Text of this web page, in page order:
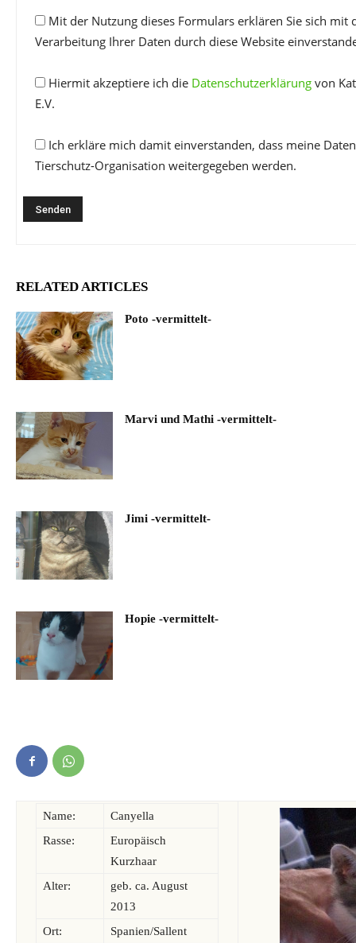
Mit der Nutzung dieses Formulars erklären Sie sich mit
Verarbeitung Ihrer Daten durch diese Website
Hiermit akzeptiere ich die Datenschutzerklärung von
E.V.
Ich erkläre mich damit einverstanden, dass meine
Tierschutz-Organisation weitergegeben werden.
RELATED ARTICLES
Poto -vermittelt-
Marvi und Mathi -vermittelt-
Jimi -vermittelt-
Hopie -vermittelt-